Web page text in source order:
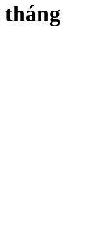
tháng